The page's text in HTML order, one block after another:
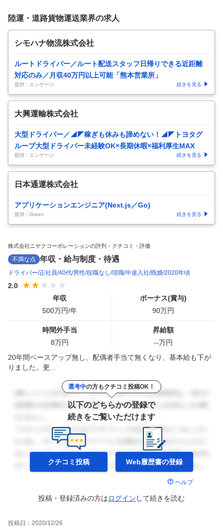
陸運・道路貨物運送業界の求人
シモハナ物流株式会社
ルートドライバー／ルート配送スタッフ日帰りできる近距離
対応のみ／月収40万円以上可能「熊本営業所」
提供：エンゲージ 続きを見る
大興運輸株式会社
大型ドライバー／◢◤稼ぎも休みも諦めない！◢◤トヨタグ
ループ大型ドライバー未経験OK×長期休暇×福利厚生MAX
提供：エンゲージ 続きを見る
日本通運株式会社
アプリケーションエンジニア(Next.js／Go)
提供：Green 続きを見る
株式会社ニヤクコーポレーションの評判・クチコミ・評価
不満な点 年収・給与制度・待遇
ドライバー 正社員 40代 男性 役職なし 現職 中途入社 既婚 2020年頃
2.0
年収
500万円/年
ボーナス(賞与)
90万円
時間外手当
8万円
昇給額
--万円
20年間ベースアップ無し、配偶者手当て無くなり、基本給も下が
りました。更...
選考中の方もクチコミ投稿OK！
以下のどちらかの登録で
続きをご覧いただけます
クチコミ投稿 Web履歴書の登録
ヘルプ
投稿・登録済みの方はログイン して続きを読む
投稿日： 2020/12/26